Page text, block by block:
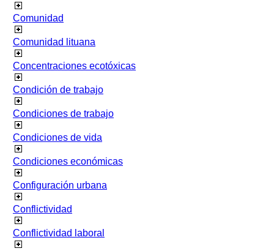
Comunidad
Comunidad lituana
Concentraciones ecotóxicas
Condición de trabajo
Condiciones de trabajo
Condiciones de vida
Condiciones económicas
Configuración urbana
Conflictividad
Conflictividad laboral